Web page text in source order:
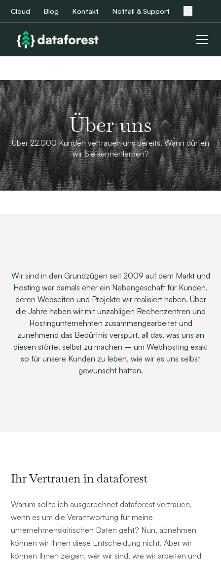
Cloud Blog Kontakt Notfall & Support
Über uns
Über 22.000 Kunden vertrauen uns bereits. Wann dürfen
wir Sie kennenlernen?
Wir sind in den Grundzügen seit 2009 auf dem Markt und
Hosting war damals eher ein Nebengeschäft für Kunden,
deren Webseiten und Projekte wir realisiert haben. Über
die Jahre haben wir mit unzähligen Rechenzentren und
Hostingunternehmen zusammengearbeitet und
zunehmend das Bedürfnis verspürt, all das, was uns an
diesen störte, selbst zu machen – um Webhosting exakt
so für unsere Kunden zu leben, wie wir es uns selbst
gewünscht hätten.
Ihr Vertrauen in dataforest
Warum sollte ich ausgerechnet dataforest vertrauen,
wenn es um die Verantwortung für meine
unternehmenskritischen Daten geht? Nun, abnehmen
können wir Ihnen diese Entscheidung nicht. Aber wir
können Ihnen zeigen, wer wir sind, wie wir arbeiten und